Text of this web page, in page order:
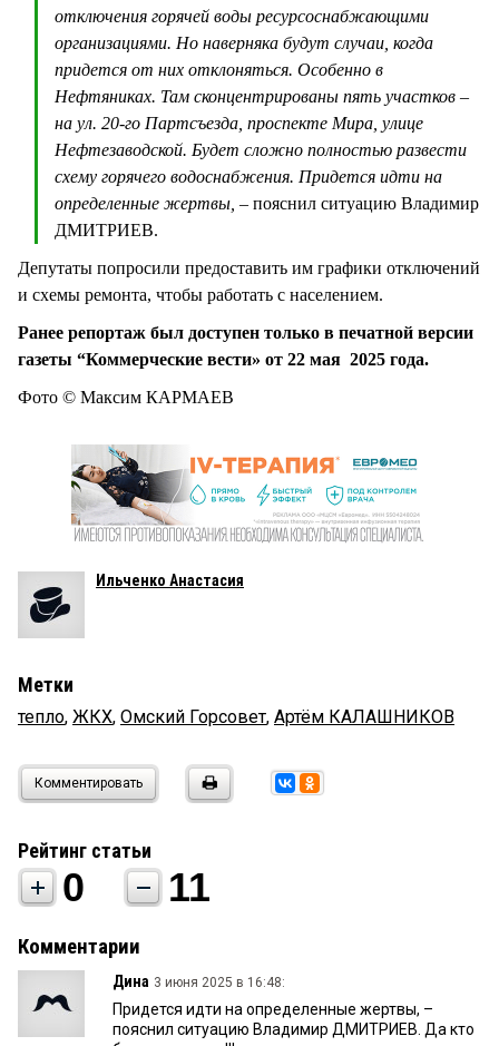
отключения горячей воды ресурсоснабжающими
организациями. Но наверняка будут случаи, когда
придется от них отклоняться. Особенно в
Нефтяниках. Там сконцентрированы пять участков –
на ул. 20-го Партсъезда, проспекте Мира, улице
Нефтезаводской. Будет сложно полностью развести
схему горячего водоснабжения. Придется идти на
определенные жертвы, – пояснил ситуацию Владимир
ДМИТРИЕВ.
Депутаты попросили предоставить им графики отключений
и схемы ремонта, чтобы работать с населением.
Ранее репортаж был доступен только в печатной версии
газеты “Коммерческие вести» от 22 мая 2025 года.
Фото © Максим КАРМАЕВ
Ильченко Анастасия
Метки
тепло, ЖКХ, Омский Горсовет, Артём КАЛАШНИКОВ
Комментировать
Рейтинг статьи
0 11
Комментарии
Дина 3 июня 2025 в 16:48:
Придется идти на определенные жертвы, –
пояснил ситуацию Владимир ДМИТРИЕВ. Да кто